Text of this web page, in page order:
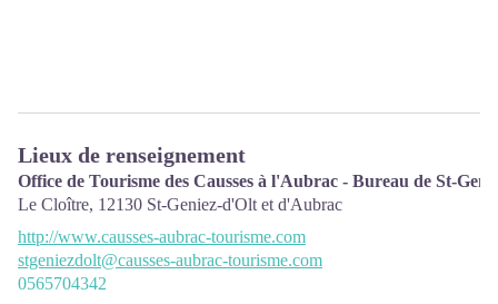
Lieux de renseignement
Office de Tourisme des Causses à l'Aubrac - Bureau de St-
Le Cloître, 12130 St-Geniez-d'Olt et d'Aubrac
http://www.causses-aubrac-tourisme.com
stgeniezdolt@causses-aubrac-tourisme.com
0565704342